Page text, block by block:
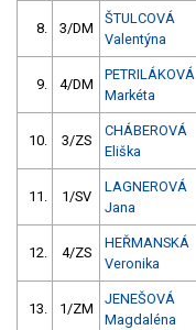
8. 3/DM
ŠTULCOVÁ
Valentýna
9. 4/DM
PETRILÁKOVÁ
Markéta
10. 3/ZS
CHÁBEROVÁ
Eliška
11. 1/SV
LAGNEROVÁ
Jana
12. 4/ZS
HEŘMANSKÁ
Veronika
13. 1/ZM
JENEŠOVÁ
Magdaléna